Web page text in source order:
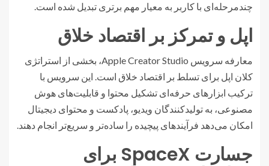
چندمرحله‌ای با کاربر به معیار مهم برتری تبدیل شده است.
اپل و تمرکز بر اقتصاد خلاق
معارفه سرویس Apple Creator Studio، بخشی از استراتژی
کلان اپل برای تسلط بر اقتصاد خلاق است. این سرویس با
ترکیب ابزارهای حرفه‌ای تشکیل محتوا و قابلیت‌های هوش
مصنوعی، به تولیدکنندگان ویدیو، پادکست و محتوای دیجیتال
امکان می‌دهد فرآیندهای پیچیده را ساده‌تر و سریع‌تر انجام دهند.
جسارت SpaceX برای